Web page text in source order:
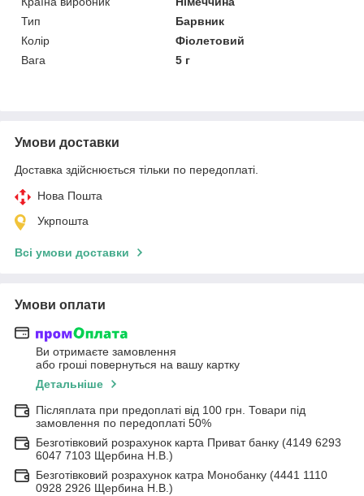
Тип
Барвник
Колір
Фіолетовий
Вага
5 г
Умови доставки
Доставка здійснюється тільки по передоплаті.
Нова Пошта
Укрпошта
Всі умови доставки
Умови оплати
Ви отримаєте замовлення
або гроші повернуться на вашу картку
Детальніше
Післяплата при предоплаті від 100 грн. Товари під
замовлення по передоплаті 50%
Безготівковий розрахунок карта Приват банку (4149 6293
6047 7103 Щербина Н.В.)
Безготівковий розрахунок катра Монобанку (4441 1110
0928 2926 Щербина Н.В.)